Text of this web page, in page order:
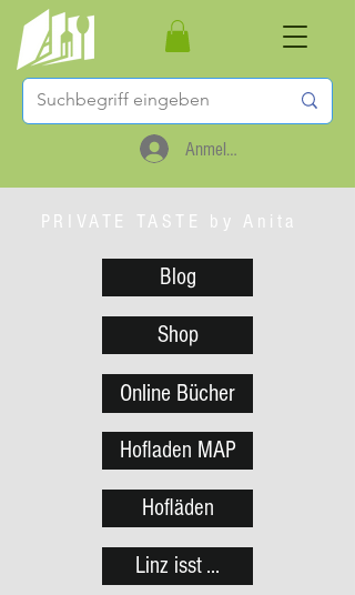
Anmelden
PRIVATE TASTE by Anita
Blog
Shop
Online Bücher
Hofladen MAP
Hofläden
Linz isst ...